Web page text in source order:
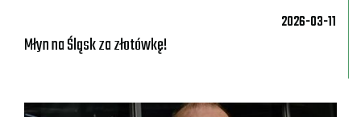
2026-03-11
Młyn na Śląsk za złotówkę!